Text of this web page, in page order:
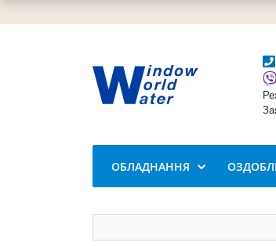
ОБЛАДНАННЯ